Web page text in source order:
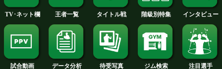
タナンチャイ チャルンパック 選
へ
フライ級+PLUS